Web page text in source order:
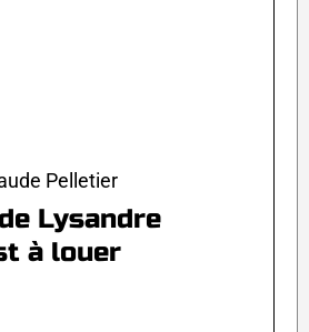
Pelletier
Lysandre
à louer